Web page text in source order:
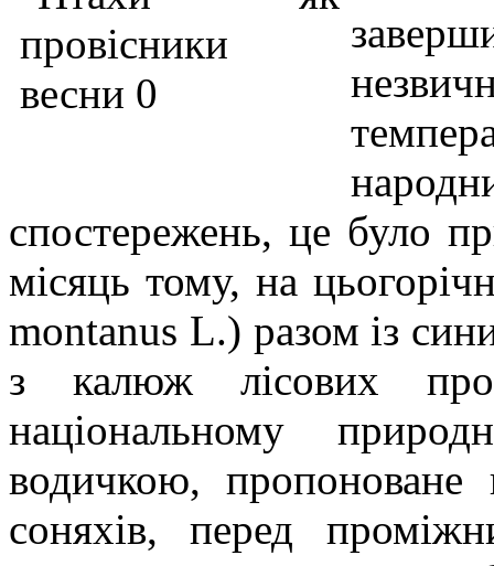
спостережень, це було
місяць тому, на
montanus L.) разом із
з калюж лісових
національному
водичкою, пропоноване
соняхів, перед